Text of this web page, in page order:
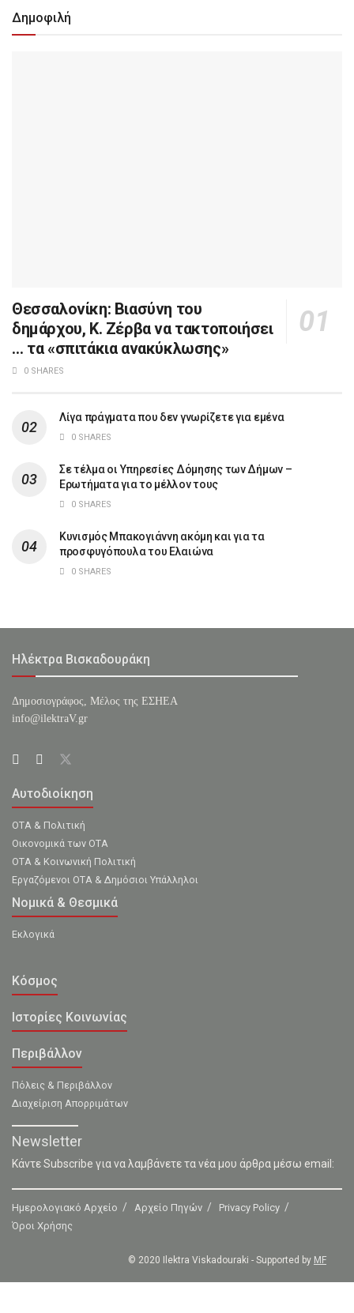
Δημοφιλή
Θεσσαλονίκη: Βιασύνη του
δημάρχου, Κ. Ζέρβα να τακτοποιήσει
… τα «σπιτάκια ανακύκλωσης»
0 SHARES
Λίγα πράγματα που δεν γνωρίζετε για εμένα
0 SHARES
Σε τέλμα οι Υπηρεσίες Δόμησης των Δήμων –
Ερωτήματα για το μέλλον τους
0 SHARES
Κυνισμός Μπακογιάννη ακόμη και για τα
προσφυγόπουλα του Ελαιώνα
0 SHARES
Ηλέκτρα Βισκαδουράκη
Δημοσιογράφος, Μέλος της ΕΣHΕΑ
info@ilektraV.gr
Αυτοδιοίκηση
ΟΤΑ & Πολιτική
Οικονομικά των ΟΤΑ
ΟΤΑ & Κοινωνική Πολιτική
Εργαζόμενοι ΟΤΑ & Δημόσιοι Υπάλληλοι
Νομικά & Θεσμικά
Εκλογικά
Κόσμος
Ιστορίες Κοινωνίας
Περιβάλλον
Πόλεις & Περιβάλλον
Διαχείριση Απορριμάτων
Newsletter
Κάντε Subscribe για να λαμβάνετε τα νέα μου άρθρα μέσω email:
Ημερολογιακό Αρχείο Αρχείο Πηγών
Privacy Policy
Όροι Χρήσης
© 2020 Ilektra Viskadouraki - Supported by MF